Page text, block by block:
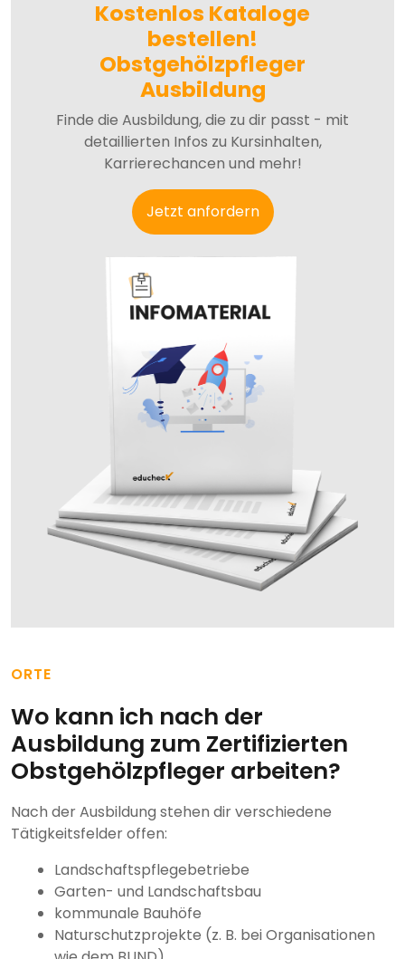
Kostenlos Kataloge
bestellen!
Obstgehölzpfleger
Ausbildung
Finde die Ausbildung, die zu dir passt - mit
detaillierten Infos zu Kursinhalten,
Karrierechancen und mehr!
Jetzt anfordern
ORTE
Wo kann ich nach der
Ausbildung zum Zertifizierten
Obstgehölzpfleger arbeiten?
Nach der Ausbildung stehen dir verschiedene
Tätigkeitsfelder offen:
Landschaftspflegebetriebe
Garten- und Landschaftsbau
kommunale Bauhöfe
Naturschutzprojekte (z. B. bei Organisationen